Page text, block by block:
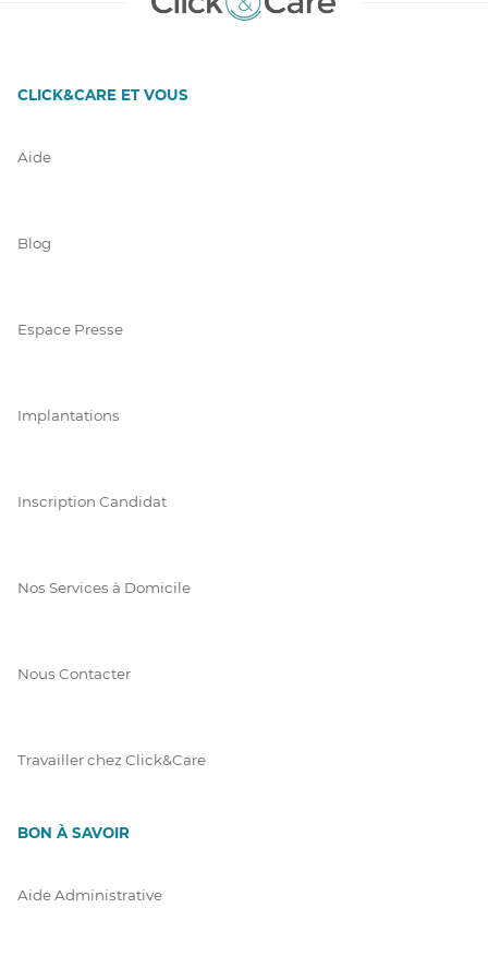
CLICK&CARE ET VOUS
Aide
Blog
Espace Presse
Implantations
Inscription Candidat
Nos Services à Domicile
Nous Contacter
Travailler chez Click&Care
BON À SAVOIR
Aide Administrative